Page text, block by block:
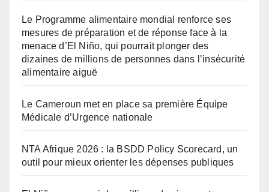
Le Programme alimentaire mondial renforce ses
mesures de préparation et de réponse face à la
menace d’El Niño, qui pourrait plonger des
dizaines de millions de personnes dans l’insécurité
alimentaire aiguë
Le Cameroun met en place sa première Équipe
Médicale d’Urgence nationale
NTA Afrique 2026 : la BSDD Policy Scorecard, un
outil pour mieux orienter les dépenses publiques